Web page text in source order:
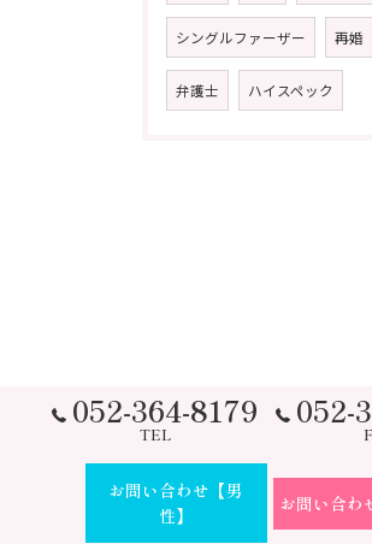
シングルファーザー 再婚
弁護士 ハイスペック
052-364-8179
TEL
052-
お問い合わせ【男
性】
お問い合わ